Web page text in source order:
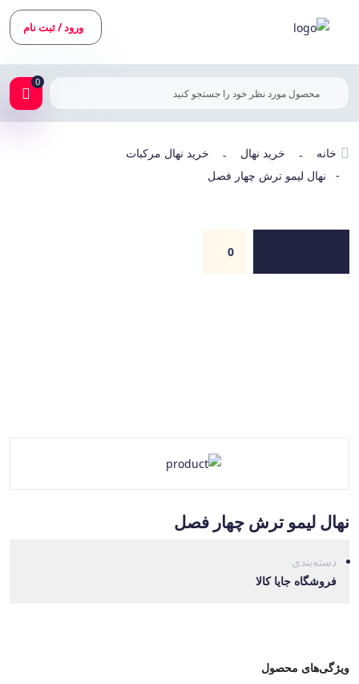
ورود / ثبت نام
0
خانه - خرید نهال -
خرید نهال مرکبات
- نهال لیمو ترش چهار فصل
0
نهال لیمو ترش چهار فصل
دسته‌بندی
فروشگاه جایا کالا
ویژگی‌های محصول